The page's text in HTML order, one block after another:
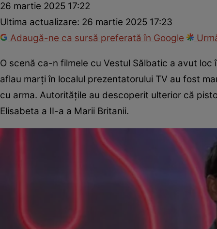
26 martie 2025 17:22
Ultima actualizare: 26 martie 2025 17:23
Adaugă-ne ca sursă preferată în Google
O scenă ca-n filmele cu Vestul Sălbatic a avut
aflau marți în localul prezentatorului TV au fost
cu arma. Autoritățile au descoperit ulterior că
Elisabeta a II-a a Marii Britanii.